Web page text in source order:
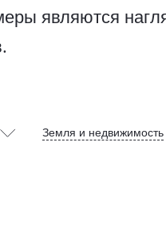
являются
Земля и недвижимость